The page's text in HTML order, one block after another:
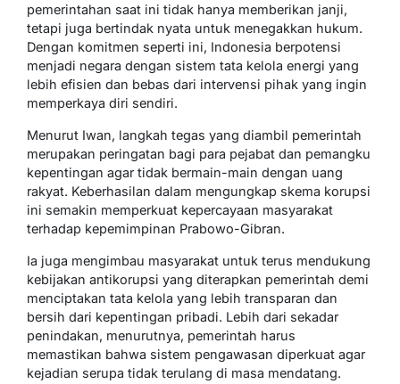
pemerintahan saat ini tidak hanya memberikan janji,
tetapi juga bertindak nyata untuk menegakkan hukum.
Dengan komitmen seperti ini, Indonesia berpotensi
menjadi negara dengan sistem tata kelola energi yang
lebih efisien dan bebas dari intervensi pihak yang ingin
memperkaya diri sendiri.
Menurut Iwan, langkah tegas yang diambil pemerintah
merupakan peringatan bagi para pejabat dan pemangku
kepentingan agar tidak bermain-main dengan uang
rakyat. Keberhasilan dalam mengungkap skema korupsi
ini semakin memperkuat kepercayaan masyarakat
terhadap kepemimpinan Prabowo-Gibran.
Ia juga mengimbau masyarakat untuk terus mendukung
kebijakan antikorupsi yang diterapkan pemerintah demi
menciptakan tata kelola yang lebih transparan dan
bersih dari kepentingan pribadi. Lebih dari sekadar
penindakan, menurutnya, pemerintah harus
memastikan bahwa sistem pengawasan diperkuat agar
kejadian serupa tidak terulang di masa mendatang.